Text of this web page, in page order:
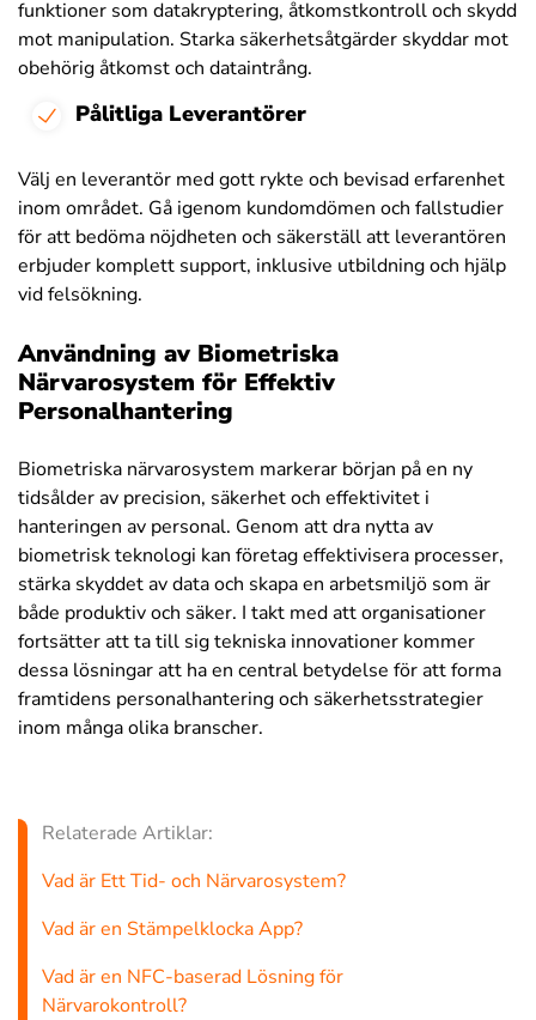
funktioner som datakryptering, åtkomstkontroll och skydd
mot manipulation. Starka säkerhetsåtgärder skyddar mot
obehörig åtkomst och dataintrång.
Pålitliga Leverantörer
Välj en leverantör med gott rykte och bevisad erfarenhet
inom området. Gå igenom kundomdömen och fallstudier
för att bedöma nöjdheten och säkerställ att leverantören
erbjuder komplett support, inklusive utbildning och hjälp
vid felsökning.
Användning av Biometriska
Närvarosystem för Effektiv
Personalhantering
Biometriska närvarosystem markerar början på en ny
tidsålder av precision, säkerhet och effektivitet i
hanteringen av personal. Genom att dra nytta av
biometrisk teknologi kan företag effektivisera processer,
stärka skyddet av data och skapa en arbetsmiljö som är
både produktiv och säker. I takt med att organisationer
fortsätter att ta till sig tekniska innovationer kommer
dessa lösningar att ha en central betydelse för att forma
framtidens personalhantering och säkerhetsstrategier
inom många olika branscher.
Relaterade Artiklar:
Vad är Ett Tid- och Närvarosystem?
Vad är en Stämpelklocka App?
Vad är en NFC-baserad Lösning för
Närvarokontroll?